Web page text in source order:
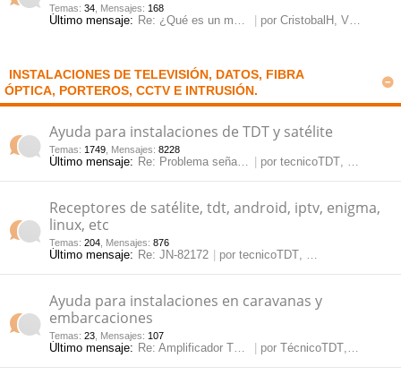
do
o
s
se
Temas: 34 Mensajes: 168
Último mensaje: Re: ¿Qué es un modulador y pa… por CristobalH , Vie May 23, 2025 2:20 pm
INSTALACIONES DE TELEVISIÓN, DATOS, FIBRA
ÓPTICA, PORTEROS, CCTV E INTRUSIÓN.
Ayuda para instalaciones de TDT y satélite
Temas: 1749 Mensajes: 8228
Último mensaje: Re: Problema señal satélite por tecnicoTDT, Lun Jun 08, 2026 10:59 am
Receptores de satélite, tdt, android, iptv, enigma,
linux, etc
Temas: 204 Mensajes: 876
Último mensaje: Re: JN-82172 por tecnicoTDT, Vie May 15, 2026 12:09 pm
Ayuda para instalaciones en caravanas y
embarcaciones
Temas: 23 Mensajes: 107
Último mensaje: Re: Amplificador TDT para car… por TécnicoTDT, Jue Mar 14, 2024 3:35 pm